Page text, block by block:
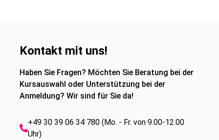
Kontakt mit uns!
Haben Sie Fragen? Möchten Sie Beratung bei der
Kursauswahl oder Unterstützung bei der
Anmeldung? Wir sind für Sie da!
+49 30 39 06 34 780 (Mo. - Fr. von 9.00-12.00
Uhr)